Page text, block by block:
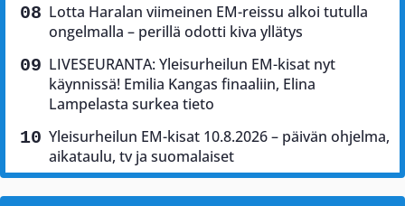
Lotta Haralan viimeinen EM-reissu alkoi tutulla
ongelmalla – perillä odotti kiva yllätys
LIVESEURANTA: Yleisurheilun EM-kisat nyt
käynnissä! Emilia Kangas finaaliin, Elina
Lampelasta surkea tieto
Yleisurheilun EM-kisat 10.8.2026 – päivän ohjelma,
aikataulu, tv ja suomalaiset